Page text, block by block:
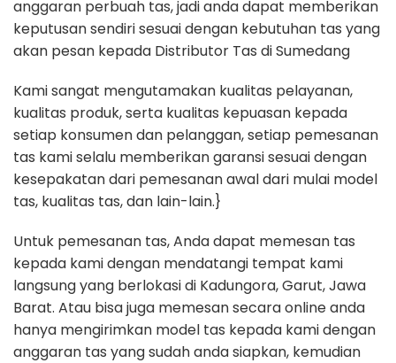
anggaran perbuah tas, jadi anda dapat memberikan
keputusan sendiri sesuai dengan kebutuhan tas yang
akan pesan kepada Distributor Tas di Sumedang
Kami sangat mengutamakan kualitas pelayanan,
kualitas produk, serta kualitas kepuasan kepada
setiap konsumen dan pelanggan, setiap pemesanan
tas kami selalu memberikan garansi sesuai dengan
kesepakatan dari pemesanan awal dari mulai model
tas, kualitas tas, dan lain-lain.}
Untuk pemesanan tas, Anda dapat memesan tas
kepada kami dengan mendatangi tempat kami
langsung yang berlokasi di Kadungora, Garut, Jawa
Barat. Atau bisa juga memesan secara online anda
hanya mengirimkan model tas kepada kami dengan
anggaran tas yang sudah anda siapkan, kemudian